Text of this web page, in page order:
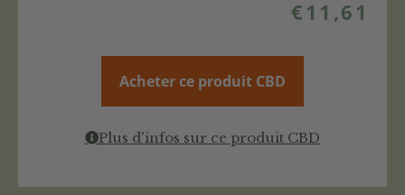
€ 11,61
Acheter ce produit CBD
Plus d'infos sur ce produit CBD